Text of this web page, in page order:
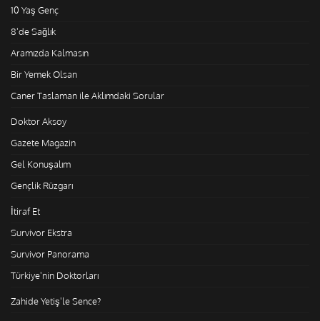
10 Yaş Genç
8'de Sağlık
Aramızda Kalmasın
Bir Yemek Olsan
Caner Taslaman ile Aklımdaki Sorular
Doktor Aksoy
Gazete Magazin
Gel Konuşalım
Gençlik Rüzgarı
İtiraf Et
Survivor Ekstra
Survivor Panorama
Türkiye'nin Doktorları
Zahide Yetiş'le Sence?